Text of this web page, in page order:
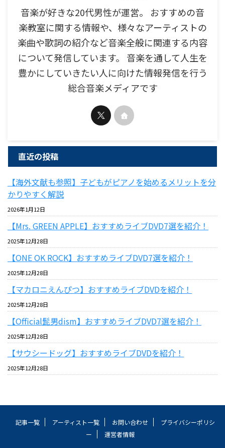
音楽が好きな20代男性が運営。 おすすめの音
楽教室に関する情報や、様々なアーティストの
楽曲や歌詞の紹介など音楽全般に関連する内容
について発信しています。 音楽を通して人生を
豊かにしていきたい人に向けた情報発信を行う
総合音楽メディアです
直近の投稿
【海外文献も参照】子どもがピアノを始めるメリットを分
かりやすく解説
2026年1月12日
【Mrs. GREEN APPLE】おすすめライブDVD7選を紹介！
2025年12月28日
【ONE OK ROCK】おすすめライブDVD7選を紹介！
2025年12月28日
【マカロニえんぴつ】おすすめライブDVDを紹介！
2025年12月28日
【Official髭男dism】おすすめライブDVD7選を紹介！
2025年12月28日
【サウシードッグ】おすすめライブDVDを紹介！
2025年12月28日
記事一覧 アーティスト一覧 お問い合わせ
プライバシーポリシ
ー
運営者情報